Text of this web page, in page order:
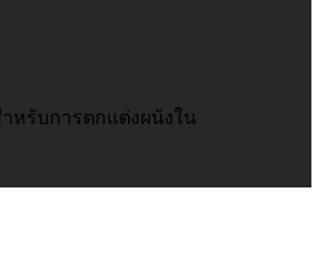
หรับการตกแต่งผนังใน